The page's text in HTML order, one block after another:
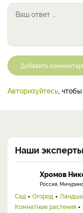
Добавить
Авторизуйтесь,
Наши эксперты
Хромов
Россия,
Сад Огород
Комнатные растения